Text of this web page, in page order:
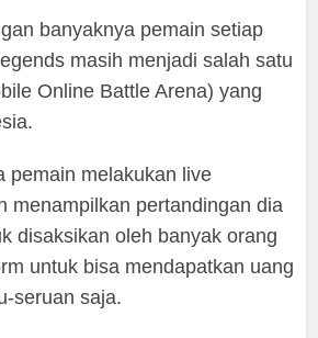
banyaknya pemain setiap
masih menjadi salah satu
Online Battle Arena) yang
pemain melakukan live
menampilkan pertandingan dia
disaksikan oleh banyak orang
untuk bisa mendapatkan uang
seruan saja.